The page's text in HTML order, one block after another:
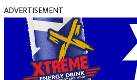
ADVERTISEMENT